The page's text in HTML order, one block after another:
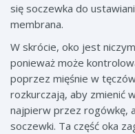
się soczewka do
membrana.
W skrócie, oko jest
ponieważ może
poprzez mięśnie w
rozkurczają, aby zmienić
najpierw przez rogówkę,
soczewki. Ta część oka